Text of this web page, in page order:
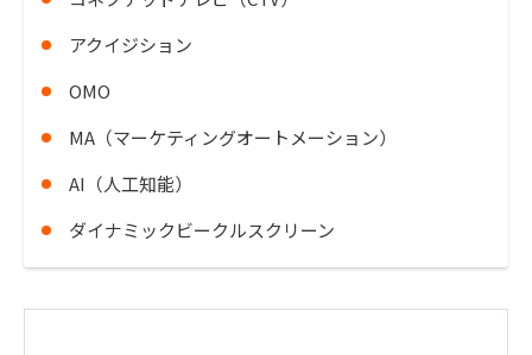
アクイジション
OMO
MA（マーケティングオートメーション）
AI（人工知能）
ダイナミックビークルスクリーン